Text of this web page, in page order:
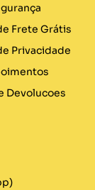
Frete Grátis
Privacidade
Devolucoes